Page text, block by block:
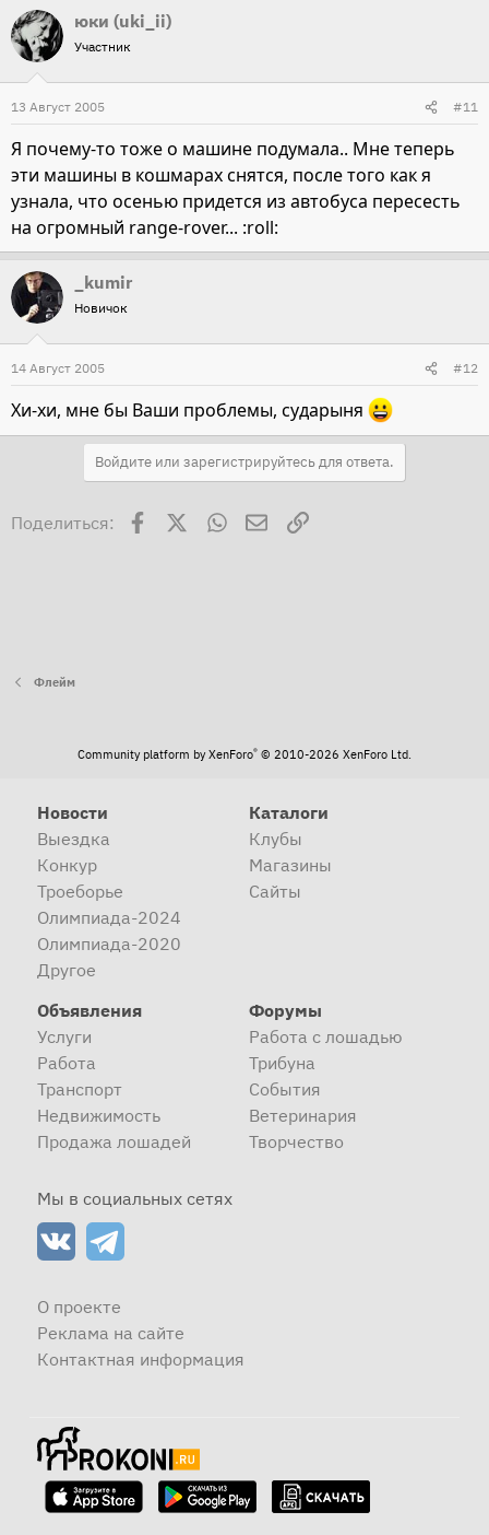
юки (uki_ii)
Участник
13 Август 2005 #11
Я почему-то тоже о машине подумала.. Мне теперь
эти машины в кошмарах снятся, после того как я
узнала, что осенью придется из автобуса пересесть
на огромный range-rover... :roll:
_kumir
Новичок
14 Август 2005 #12
Хи-хи, мне бы Ваши проблемы, сударыня
Войдите или зарегистрируйтесь для ответа.
Поделиться: Facebook WhatsAppЭлектронная почта
Ссылка
Флейм
Community platform by XenForo® © 2010-2026 XenForo Ltd.
Новости
Выездка
Конкур
Троеборье
Олимпиада-2024
Олимпиада-2020
Другое
Каталоги
Клубы
Магазины
Сайты
Объявления
Услуги
Работа
Транспорт
Недвижимость
Продажа лошадей
Форумы
Работа с лошадью
Трибуна
События
Ветеринария
Творчество
Мы в социальных сетях
О проекте
Реклама на сайте
Контактная информация